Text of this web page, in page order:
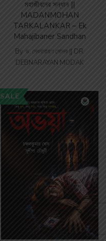
মহাজীবনের সন্ধান ||
MADANMOHAN
TARKALANKAR – Ek
Mahajibaner Sandhan
By ড. দেবনারায়ণ মোদক || DR.
DEBNARAYAN MODAK
SALE